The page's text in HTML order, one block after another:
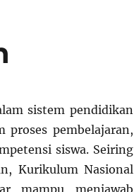
sistem pendidikan
pembelajaran,
siswa. Seiring
Kurikulum Nasional
mampu menjawab